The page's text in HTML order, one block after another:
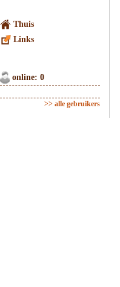
Thuis
Links
online: 0
>> alle gebruikers